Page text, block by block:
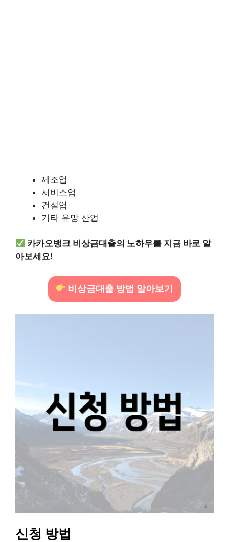
제조업
서비스업
건설업
기타 유망 산업
카카오뱅크 비상금대출의 노하우를 지금 바로 알
아보세요!
비상금대출 방법 알아보기
신청 방법